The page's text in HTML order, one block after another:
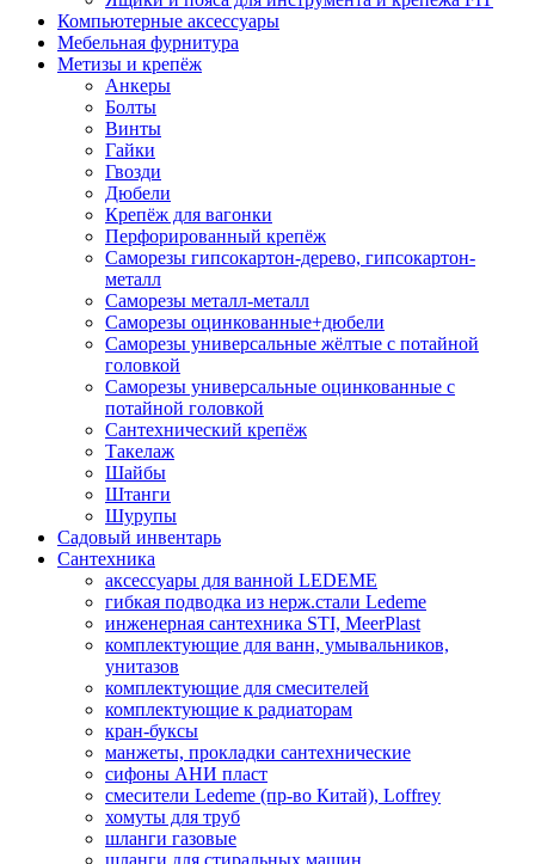
Компьютерные аксессуары
Мебельная фурнитура
Метизы и крепёж
Анкеры
Болты
Винты
Гайки
Гвозди
Дюбели
Крепёж для вагонки
Перфорированный крепёж
Саморезы гипсокартон-дерево, гипсокартон-
металл
Саморезы металл-металл
Саморезы оцинкованные+дюбели
Саморезы универсальные жёлтые с потайной
головкой
Саморезы универсальные оцинкованные с
потайной головкой
Сантехнический крепёж
Такелаж
Шайбы
Штанги
Шурупы
Садовый инвентарь
Сантехника
аксессуары для ванной LEDEME
гибкая подводка из нерж.стали Ledeme
инженерная сантехника STI, MeerPlast
комплектующие для ванн, умывальников,
унитазов
комплектующие для смесителей
комплектующие к радиаторам
кран-буксы
манжеты, прокладки сантехнические
сифоны АНИ пласт
смесители Ledeme (пр-во Китай), Loffrey
хомуты для труб
шланги газовые
шланги для стиральных машин